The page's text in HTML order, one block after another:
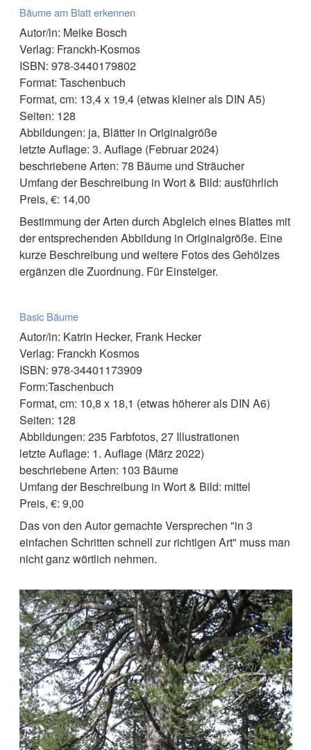
Bäume am Blatt erkennen
Autor/in: Meike Bosch
Verlag: Franckh-Kosmos
ISBN: 978-3440179802
Format: Taschenbuch
Format, cm: 13,4 x 19,4 (etwas kleiner als DIN A5)
Seiten: 128
Abbildungen: ja, Blätter in Originalgröße
letzte Auflage: 3. Auflage (Februar 2024)
beschriebene Arten: 78 Bäume und Sträucher
Umfang der Beschreibung in Wort & Bild: ausführlich
Preis, €: 14,00
Bestimmung der Arten durch Abgleich eines Blattes mit
der entsprechenden Abbildung in Originalgröße. Eine
kurze Beschreibung und weitere Fotos des Gehölzes
ergänzen die Zuordnung. Für Einsteiger.
Basic Bäume
Autor/in: Katrin Hecker, Frank Hecker
Verlag: Franckh Kosmos
ISBN: 978-34401173909
Form:Taschenbuch
Format, cm: 10,8 x 18,1 (etwas höherer als DIN A6)
Seiten: 128
Abbildungen: 235 Farbfotos, 27 Illustrationen
letzte Auflage: 1. Auflage (März 2022)
beschriebene Arten: 103 Bäume
Umfang der Beschreibung in Wort & Bild: mittel
Preis, €: 9,00
Das von den Autor gemachte Versprechen "in 3
einfachen Schritten schnell zur richtigen Art" muss man
nicht ganz wörtlich nehmen.